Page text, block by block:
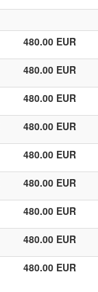
480.00 EUR
480.00 EUR
480.00 EUR
480.00 EUR
480.00 EUR
480.00 EUR
480.00 EUR
480.00 EUR
480.00 EUR